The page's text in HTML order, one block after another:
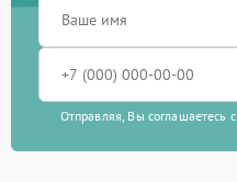
Отправляя, Вы соглашаетесь с